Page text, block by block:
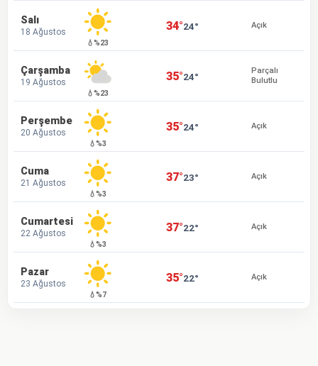
Salı
18 Ağustos
💧%23
34°24° Açık
Çarşamba
19 Ağustos
💧%23
35°24°
Parçalı
Bulutlu
Perşembe
20 Ağustos
💧%3
35°24° Açık
Cuma
21 Ağustos
💧%3
37°23° Açık
Cumartesi
22 Ağustos
💧%3
37°22° Açık
Pazar
23 Ağustos
💧%7
35°22° Açık